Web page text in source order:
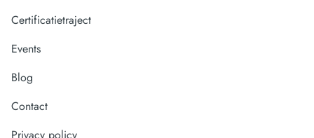
Certificatietraject
Events
Blog
Contact